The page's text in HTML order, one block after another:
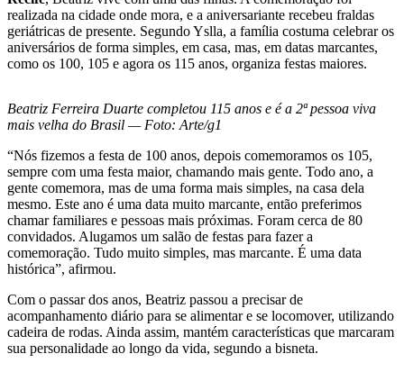
realizada na cidade onde mora, e a aniversariante recebeu fraldas
geriátricas de presente. Segundo Yslla, a família costuma celebrar os
aniversários de forma simples, em casa, mas, em datas marcantes,
como os 100, 105 e agora os 115 anos, organiza festas maiores.
Beatriz Ferreira Duarte completou 115 anos e é a 2ª pessoa viva
mais velha do Brasil — Foto: Arte/g1
“Nós fizemos a festa de 100 anos, depois comemoramos os 105,
sempre com uma festa maior, chamando mais gente. Todo ano, a
gente comemora, mas de uma forma mais simples, na casa dela
mesmo. Este ano é uma data muito marcante, então preferimos
chamar familiares e pessoas mais próximas. Foram cerca de 80
convidados. Alugamos um salão de festas para fazer a
comemoração. Tudo muito simples, mas marcante. É uma data
histórica”, afirmou.
Com o passar dos anos, Beatriz passou a precisar de
acompanhamento diário para se alimentar e se locomover, utilizando
cadeira de rodas. Ainda assim, mantém características que marcaram
sua personalidade ao longo da vida, segundo a bisneta.